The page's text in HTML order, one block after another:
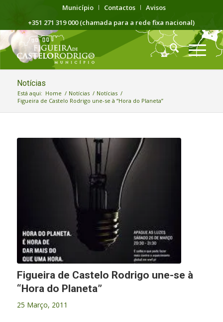
Município Contactos
Avisos
+351 271 319 000 (chamada para a rede fixa nacional)
Notícias
Está aqui: Home / Notícias / Notícias /
Figueira de Castelo Rodrigo une-se à “Hora do Planeta”
Figueira de Castelo Rodrigo une-se à
“Hora do Planeta”
25 Março, 2011